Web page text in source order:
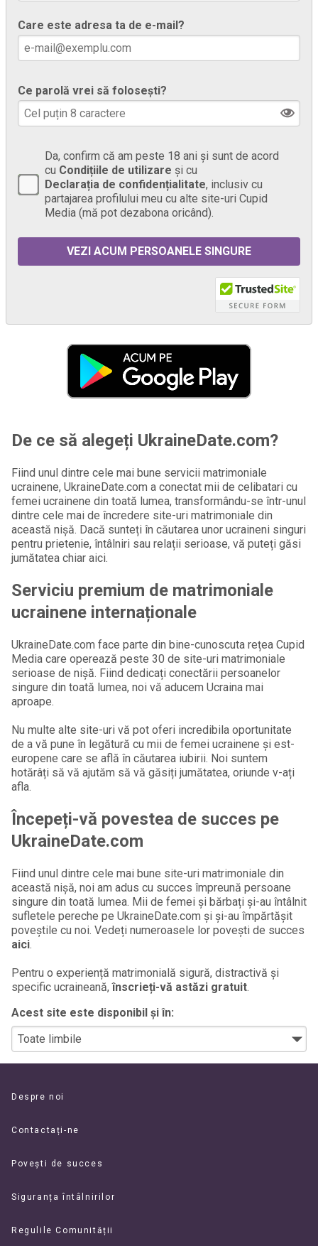
Care este adresa ta de e-mail?
Ce parolă vrei să folosești?
Da, confirm că am peste 18 ani și sunt de acord
cu Condițiile de utilizare și cu
Declarația de confidențialitate, inclusiv cu
partajarea profilului meu cu alte site-uri Cupid
Media (mă pot dezabona oricând).
De ce să alegeți UkraineDate.com?
Fiind unul dintre cele mai bune servicii matrimoniale
ucrainene, UkraineDate.com a conectat mii de celibatari cu
femei ucrainene din toată lumea, transformându-se într-unul
dintre cele mai de încredere site-uri matrimoniale din
această nișă. Dacă sunteți în căutarea unor ucraineni singuri
pentru prietenie, întâlniri sau relații serioase, vă puteți găsi
jumătatea chiar aici.
Serviciu premium de matrimoniale
ucrainene internaționale
UkraineDate.com face parte din bine-cunoscuta rețea Cupid
Media care operează peste 30 de site-uri matrimoniale
serioase de nișă. Fiind dedicați conectării persoanelor
singure din toată lumea, noi vă aducem Ucraina mai
aproape.
Nu multe alte site-uri vă pot oferi incredibila oportunitate
de a vă pune în legătură cu mii de femei ucrainene și est-
europene care se află în căutarea iubirii. Noi suntem
hotărâți să vă ajutăm să vă găsiți jumătatea, oriunde v-ați
afla.
Începeți-vă povestea de succes pe
UkraineDate.com
Fiind unul dintre cele mai bune site-uri matrimoniale din
această nișă, noi am adus cu succes împreună persoane
singure din toată lumea. Mii de femei și bărbați și-au întâlnit
sufletele pereche pe UkraineDate.com și și-au împărtășit
poveștile cu noi. Vedeți numeroasele lor povești de succes
aici.
Pentru o experiență matrimonială sigură, distractivă și
specific ucraineană,înscrieți-vă astăzi gratuit.
Acest site este disponibil și în:
Despre noi
Contactați-ne
Povești de succes
Siguranța întâlnirilor
Regulile Comunității